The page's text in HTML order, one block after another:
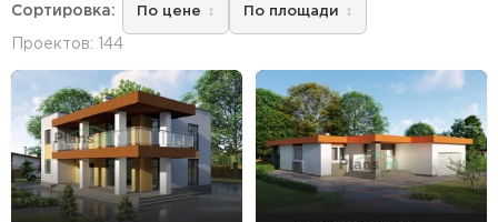
Сортировка: По цене По площади
Проектов: 144
От — До
Комнат
От —